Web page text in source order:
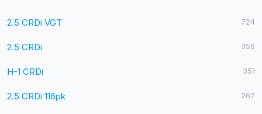
2.5 CRDi VGT 724
2.5 CRDi 356
H-1 CRDi 351
2.5 CRDi 116pk 267